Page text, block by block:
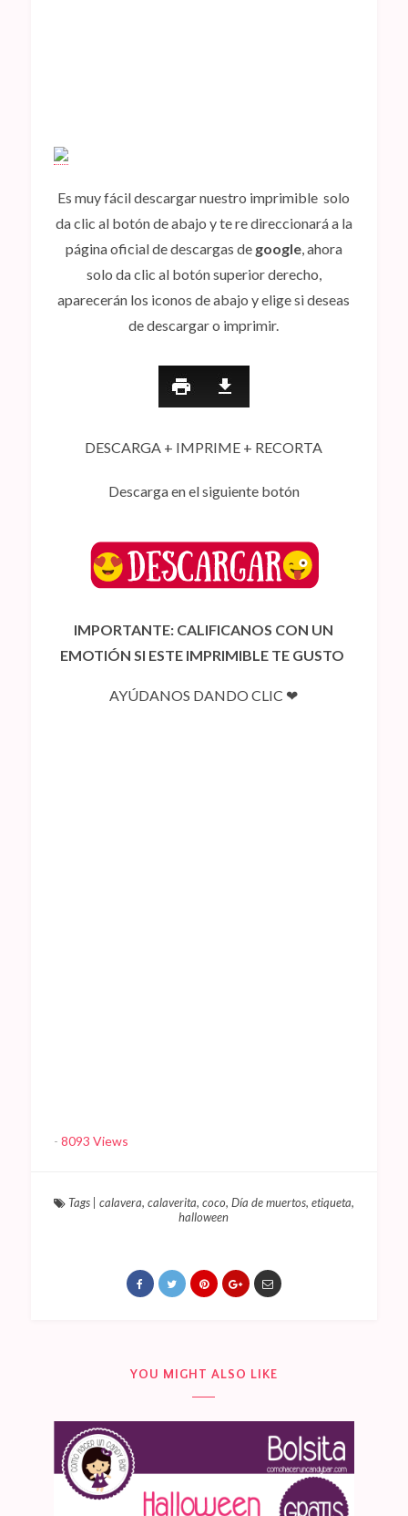
Es muy fácil descargar nuestro imprimible solo
da clic al botón de abajo y te re direccionará a la
página oficial de descargas de google, ahora
solo da clic al botón superior derecho,
aparecerán los iconos de abajo y elige si deseas
de descargar o imprimir.
DESCARGA + IMPRIME + RECORTA
Descarga en el siguiente botón
IMPORTANTE: CALIFICANOS CON UN
EMOTIÓN SI ESTE IMPRIMIBLE TE GUSTO
AYÚDANOS DANDO CLIC ❤
- 8093 Views
Tags| calavera, calaverita, coco, Día de muertos, etiqueta,
halloween
YOU MIGHT ALSO LIKE